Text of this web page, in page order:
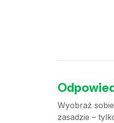
Wyobraź
zasadzie –